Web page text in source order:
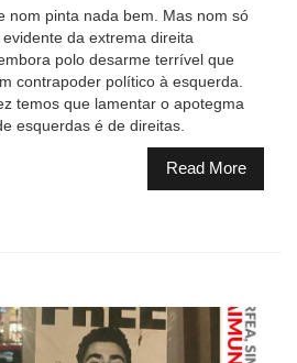
nom pinta nada bem. Mas nom só
da extrema direita
polo desarme terrível que
contrapoder político à esquerda.
temos que lamentar o apotegma
esquerdas é de direitas.
Read More